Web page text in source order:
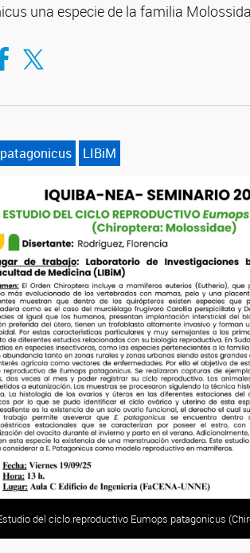
una especie de la familia
en Facebook
Compartir en Twitter
LIBiM
del ciclo reproductivo Eumops patagonicus